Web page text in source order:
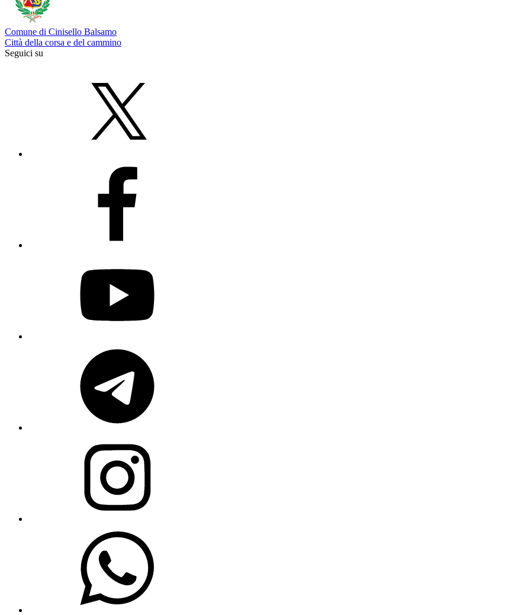
Comune di Cinisello Balsamo
Città della corsa e del cammino
Seguici su